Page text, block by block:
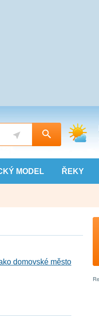
MODEL ŘEKY
domovské město